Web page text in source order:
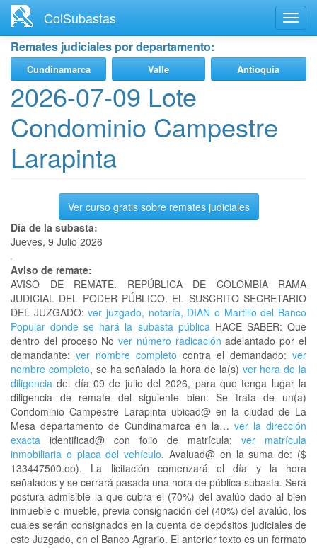
contenido
principal
ColSubastas
Remates judiciales por departamento:
Cundinamarca Valle Antioquia
2026-07-09 Lote
Condominio Campestre
Larapinta
Ver curso gratis sobre remates judiciales
Día de la subasta:
Jueves, 9 Julio 2026
Aviso de remate:
AVISO DE REMATE. REPÚBLICA DE COLOMBIA RAMA
JUDICIAL DEL PODER PÚBLICO. EL SUSCRITO SECRETARIO
DEL JUZGADO: ver juzgado, notaría, DIAN o Martillo del Banco
Popular donde se hará la subasta públicaHACE SABER: Que
dentro del proceso Nover número radicación adelantado por el
demandante: ver nombre completo contra el demandado: ver
nombre completo, se ha señalado la hora de la(s) ver hora de la
diligencia del día 09 de julio del 2026, para que tenga lugar la
diligencia de remate del siguiente bien: Se trata de un(a)
Condominio Campestre Larapinta ubicad@ en la ciudad de La
Mesa departamento de Cundinamarca en la… ver la dirección
exacta identificad@ con folio de matrícula: ver matrícula
inmobiliaria o placa del vehículo. Avaluad@ en la suma de: ($
133447500.oo). La licitación comenzará el día y la hora
señalados y se cerrará pasada una hora de pública subasta. Será
postura admisible la que cubra el (70%) del avalúo dado al bien
inmueble o mueble, previa consignación del (40%) del avalúo, los
cuales serán consignados en la cuenta de depósitos judiciales de
este Juzgado, en el Banco Agrario. El anterior texto es un formato